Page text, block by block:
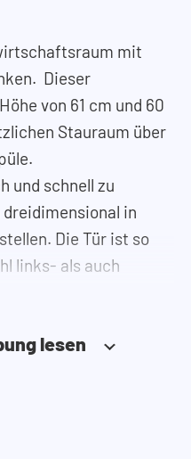
mit
Dieser
von 61 cm und 60
Stauraum über
und schnell zu
in
Die Tür ist so
links- als auch
Konfigurator, um
lesen